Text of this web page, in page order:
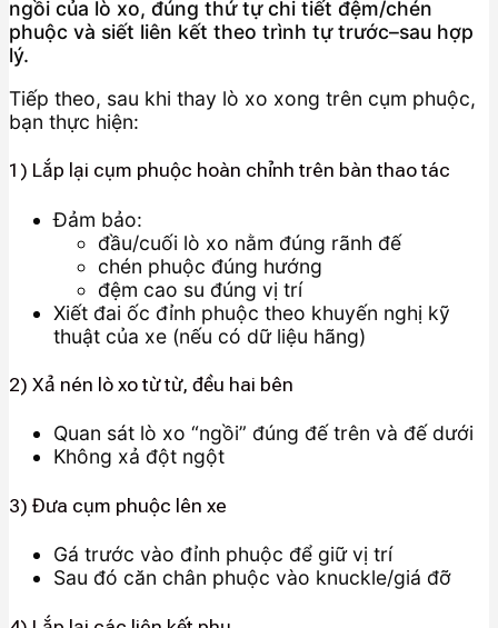
ngồi của lò xo, đúng thứ tự chi tiết đệm/chén
phuộc và siết liên kết theo trình tự trước–sau hợp
lý.
Tiếp theo, sau khi thay lò xo xong trên cụm phuộc,
bạn thực hiện:
1) Lắp lại cụm phuộc hoàn chỉnh trên bàn thao tác
Đảm bảo:
đầu/cuối lò xo nằm đúng rãnh đế
chén phuộc đúng hướng
đệm cao su đúng vị trí
Xiết đai ốc đỉnh phuộc theo khuyến nghị kỹ
thuật của xe (nếu có dữ liệu hãng)
2) Xả nén lò xo từ từ, đều hai bên
Quan sát lò xo “ngồi” đúng đế trên và đế dưới
Không xả đột ngột
3) Đưa cụm phuộc lên xe
Gá trước vào đỉnh phuộc để giữ vị trí
Sau đó căn chân phuộc vào knuckle/giá đỡ